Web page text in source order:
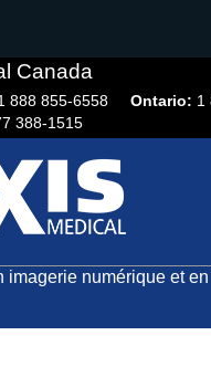
Canada
888 855-6558​ Ontario: 1
388-1515
imagerie numérique et